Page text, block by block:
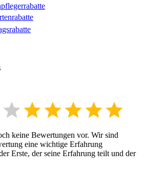
keine Bewertungen vor. Wir sind
eine wichtige Erfahrung
Erste, der seine Erfahrung teilt und der